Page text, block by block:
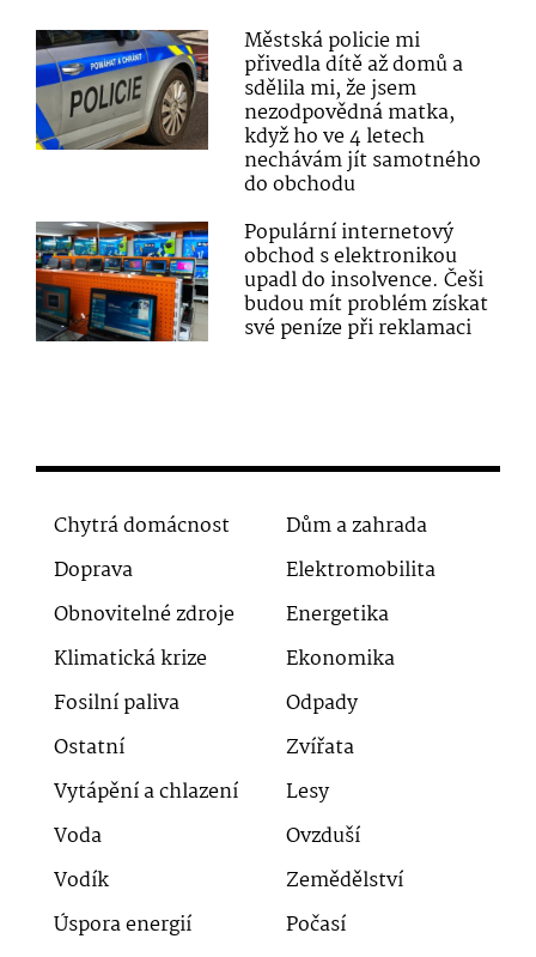
Městská policie mi
přivedla dítě až domů a
sdělila mi, že jsem
nezodpovědná matka,
když ho ve 4 letech
nechávám jít samotného
do obchodu
Populární internetový
obchod s elektronikou
upadl do insolvence. Češi
budou mít problém získat
své peníze při reklamaci
Chytrá domácnost
Dům a zahrada
Doprava
Elektromobilita
Obnovitelné zdroje
Energetika
Klimatická krize
Ekonomika
Fosilní paliva
Odpady
Ostatní
Zvířata
Vytápění a chlazení
Lesy
Voda
Ovzduší
Vodík
Zemědělství
Úspora energií
Počasí